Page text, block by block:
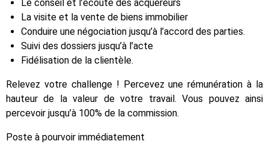
Le conseil et l’écoute des acquéreurs
La visite et la vente de biens immobilier
Conduire une négociation jusqu’à l’accord des parties.
Suivi des dossiers jusqu’à l’acte
Fidélisation de la clientèle.
Relevez votre challenge ! Percevez une rémunération à la
hauteur de la valeur de votre travail. Vous pouvez ainsi
percevoir jusqu’à 100% de la commission.
Poste à pourvoir immédiatement